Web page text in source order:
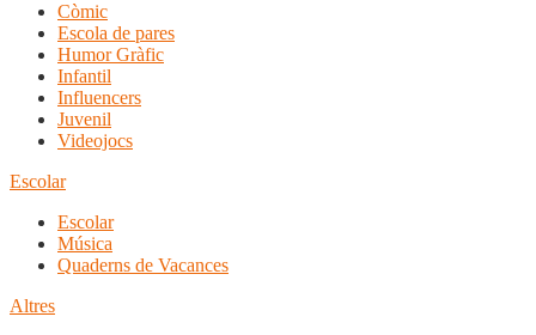
Còmic
Escola de pares
Humor Gràfic
Infantil
Influencers
Juvenil
Videojocs
Escolar
Escolar
Música
Quaderns de Vacances
Altres